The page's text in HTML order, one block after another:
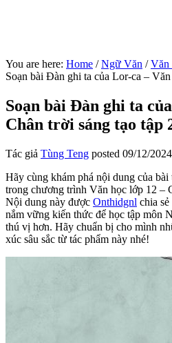
You are here: Home / Ngữ Văn / Văn
Soạn bài Đàn ghi ta của Lor-ca –
Soạn bài Đàn ghi ta
Chân trời sáng tạo tập
Tác giả Tùng Teng posted 09/12/2024
Hãy cùng khám phá nội dung của
trong chương trình Văn học lớp 12 –
Nội dung này được Onthidgnl chia
nắm vững kiến thức để học tập môn
thú vị hơn. Hãy chuẩn bị cho mình
xúc sâu sắc từ tác phẩm này nhé!